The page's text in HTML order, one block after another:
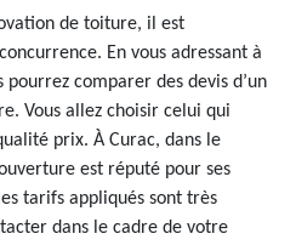
de toiture, il est
En vous adressant à
pourrez comparer des devis d’un
Vous allez choisir celui qui
prix. À Curac, dans le
est réputé pour ses
tarifs appliqués sont très
dans le cadre de votre